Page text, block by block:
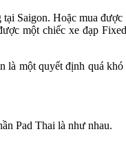
Saigon. Hoặc mua được
một chiếc xe đạp
là một quyết định quá
Pad Thai là như nhau.